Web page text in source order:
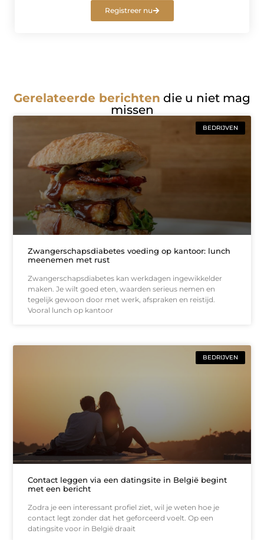
Registreer nu
Gerelateerde berichten die u niet mag
missen
BEDRIJVEN
Zwangerschapsdiabetes voeding op kantoor: lunch
meenemen met rust
Zwangerschapsdiabetes kan werkdagen ingewikkelder
maken. Je wilt goed eten, waarden serieus nemen en
tegelijk gewoon door met werk, afspraken en reistijd.
Vooral lunch op kantoor
BEDRIJVEN
Contact leggen via een datingsite in België begint
met een bericht
Zodra je een interessant profiel ziet, wil je weten hoe je
contact legt zonder dat het geforceerd voelt. Op een
datingsite voor in België draait